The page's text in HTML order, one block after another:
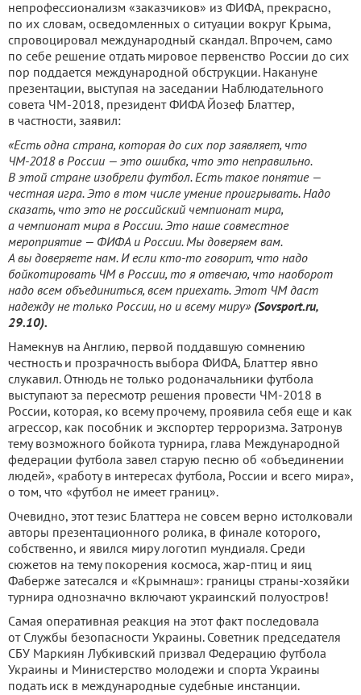
непрофессионализм «заказчиков» из ФИФА, прекрасно,
по их словам, осведомленных о ситуации вокруг Крыма,
спровоцировал международный скандал. Впрочем, само
по себе решение отдать мировое первенство России до сих
пор поддается международной обструкции. Накануне
презентации, выступая на заседании Наблюдательного
совета ЧМ-2018, президент ФИФА Йозеф Блаттер,
в частности, заявил:
«Есть одна страна, которая до сих пор заявляет, что
ЧМ-2018 в России — это ошибка, что это неправильно.
В этой стране изобрели футбол. Есть такое понятие —
честная игра. Это в том числе умение проигрывать. Надо
сказать, что это не российский чемпионат мира,
а чемпионат мира в России. Это наше совместное
мероприятие — ФИФА и России. Мы доверяем вам.
А вы доверяете нам. И если кто-то говорит, что надо
бойкотировать ЧМ в России, то я отвечаю, что наоборот
надо всем объединиться, всем приехать. Этот ЧМ даст
надежду не только России, но и всему миру» (Sovsport.ru,
29.10).
Намекнув на Англию, первой поддавшую сомнению
честность и прозрачность выбора ФИФА, Блаттер явно
слукавил. Отнюдь не только родоначальники футбола
выступают за пересмотр решения провести ЧМ-2018 в
России, которая, ко всему прочему, проявила себя еще и как
агрессор, как пособник и экспортер терроризма. Затронув
тему возможного бойкота турнира, глава Международной
федерации футбола завел старую песню об «объединении
людей», «работу в интересах футбола, России и всего мира»,
о том, что «футбол не имеет границ».
Очевидно, этот тезис Блаттера не совсем верно истолковали
авторы презентационного ролика, в финале которого,
собственно, и явился миру логотип мундиаля. Среди
сюжетов на тему покорения космоса, жар-птиц и яиц
Фаберже затесался и «Крымнаш»: границы страны-хозяйки
турнира однозначно включают украинский полуостров!
Самая оперативная реакция на этот факт последовала
от Службы безопасности Украины. Советник председателя
СБУ Маркиян Лубкивский призвал Федерацию футбола
Украины и Министерство молодежи и спорта Украины
подать иск в международные судебные инстанции.